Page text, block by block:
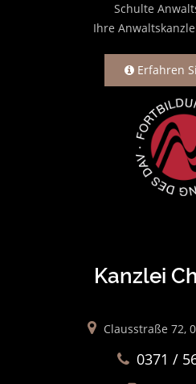
Schulte
Ihre
Erfahren
Kanzlei
Clausstraße 72,
0371 /